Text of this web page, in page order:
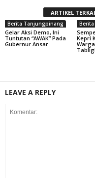
ARTIKEL
Berita Tanjungpinang
Gelar Aksi Demo, Ini
Tuntutan “AWAK” Pada
Gubernur Ansar
Kepri
LEAVE A REPLY